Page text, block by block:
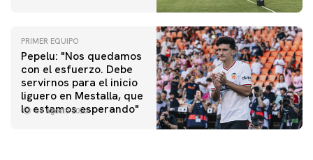
PRIMER EQUIPO
Pepelu: "Nos quedamos
con el esfuerzo. Debe
servirnos para el inicio
liguero en Mestalla, que
lo estamos esperando"
08 agosto 2026